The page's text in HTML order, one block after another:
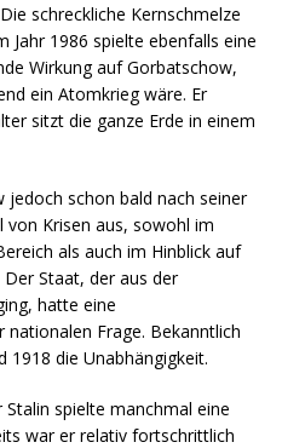
schreckliche Kernschmelze
Jahr 1986 spielte ebenfalls eine
Wirkung auf Gorbatschow,
ein Atomkrieg wäre. Er
sitzt die ganze Erde in einem
schon bald nach seiner
von Krisen aus, sowohl im
als auch im Hinblick auf
Staat, der aus der
hatte eine
Frage. Bekanntlich
1918 die Unabhängigkeit.
spielte manchmal eine
war er relativ fortschrittlich